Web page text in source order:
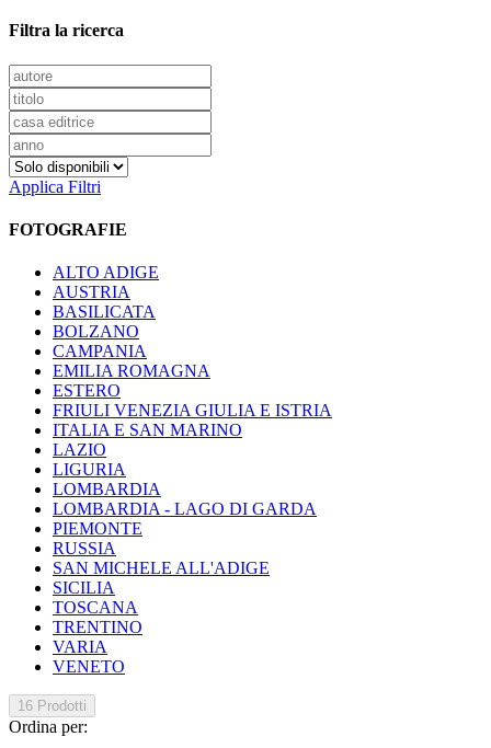
Filtra la ricerca
Applica Filtri
FOTOGRAFIE
ALTO ADIGE
AUSTRIA
BASILICATA
BOLZANO
CAMPANIA
EMILIA ROMAGNA
ESTERO
FRIULI VENEZIA GIULIA E ISTRIA
ITALIA E SAN MARINO
LAZIO
LIGURIA
LOMBARDIA
LOMBARDIA - LAGO DI GARDA
PIEMONTE
RUSSIA
SAN MICHELE ALL'ADIGE
SICILIA
TOSCANA
TRENTINO
VARIA
VENETO
16 Prodotti
Ordina per: